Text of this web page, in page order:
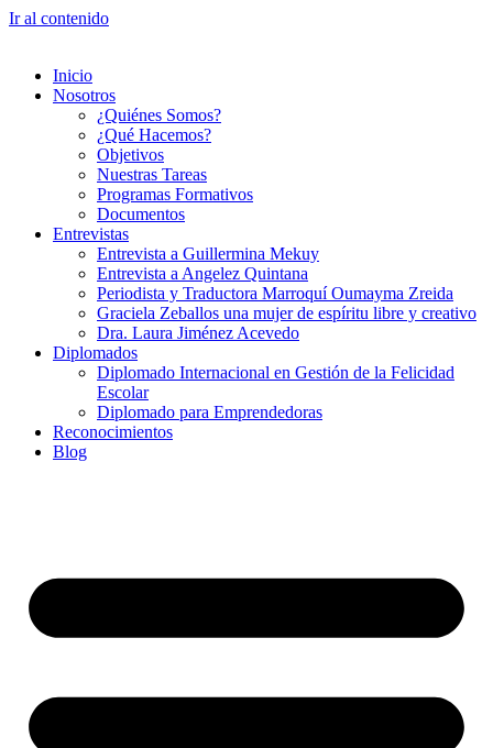
Ir al contenido
Inicio
Nosotros
¿Quiénes Somos?
¿Qué Hacemos?
Objetivos
Nuestras Tareas
Programas Formativos
Documentos
Entrevistas
Entrevista a Guillermina Mekuy
Entrevista a Angelez Quintana
Periodista y Traductora Marroquí Oumayma Zreida
Graciela Zeballos una mujer de espíritu libre y creativo
Dra. Laura Jiménez Acevedo
Diplomados
Diplomado Internacional en Gestión de la Felicidad
Escolar
Diplomado para Emprendedoras
Reconocimientos
Blog